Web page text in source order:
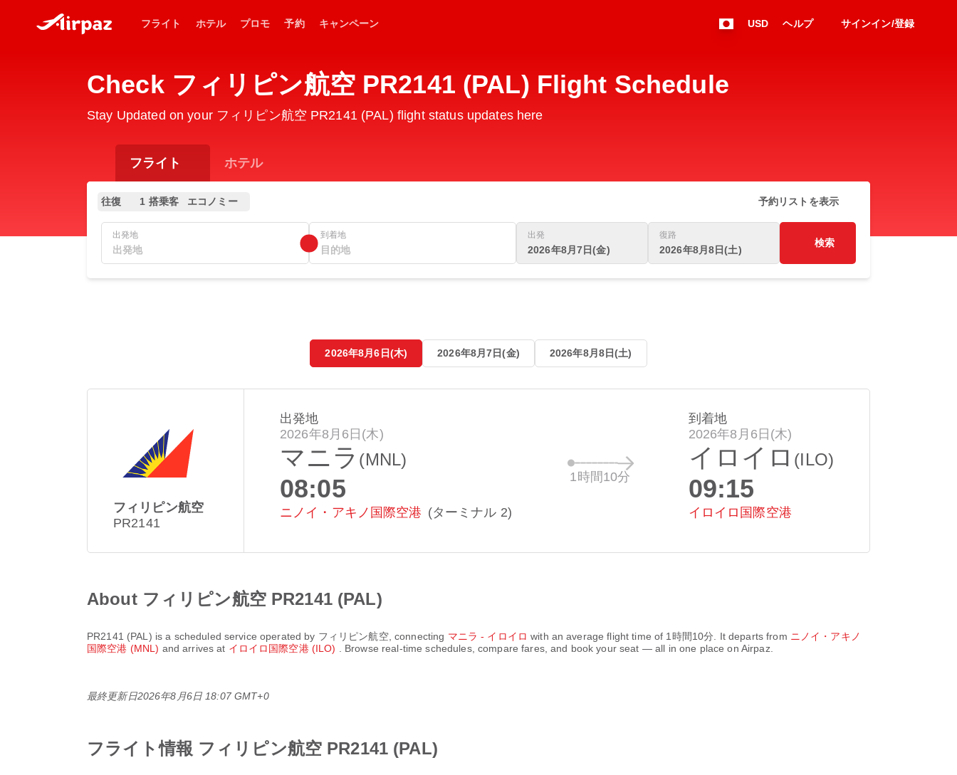
フライト ホテル プロモ 予約 キャンペーン USD ヘルプ サインイン/登録
Check フィリピン航空 PR2141 (PAL) Flight Schedule
Stay Updated on your フィリピン航空 PR2141 (PAL) flight status updates here
フライト ホテル
往復 1 搭乗客 エコノミー 予約リストを表示
出発地 到着地 出発
2026年8月7日(金)
復路
2026年8月8日(土)
検索
2026年8月6日(木) 2026年8月7日(金) 2026年8月8日(土)
フィリピン航空
PR2141
出発地
2026年8月6日(木)
マニラ (MNL)
08:05
ニノイ・アキノ国際空港 (ターミナル 2)
1時間10分
到着地
2026年8月6日(木)
イロイロ (ILO)
09:15
イロイロ国際空港
About フィリピン航空 PR2141 (PAL)
PR2141 (PAL ) is a scheduled service operated by フィリピン航空, connecting マニラ - イロイロ with an average flight time of 1時間10分 . It departs from ニノイ・アキノ
国際空港 (MNL) and arrives at イロイロ国際空港 (ILO) . Browse real-time schedules, compare fares, and book your seat — all in one place on Airpaz.
最終更新日2026年8月6日 18:07 GMT+0
フライト情報 フィリピン航空 PR2141 (PAL)